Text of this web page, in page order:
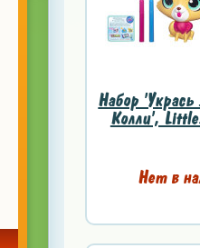
Набор
Колли',
Нет в